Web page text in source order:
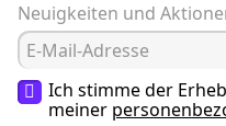
Neuigkeiten und
Ich stimme der
meiner